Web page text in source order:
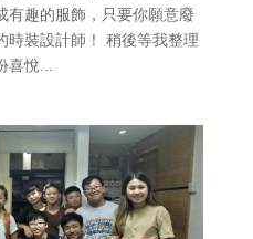
有趣的服飾，只要你願意廢
時裝設計師！ 稍後等我整理
悅...